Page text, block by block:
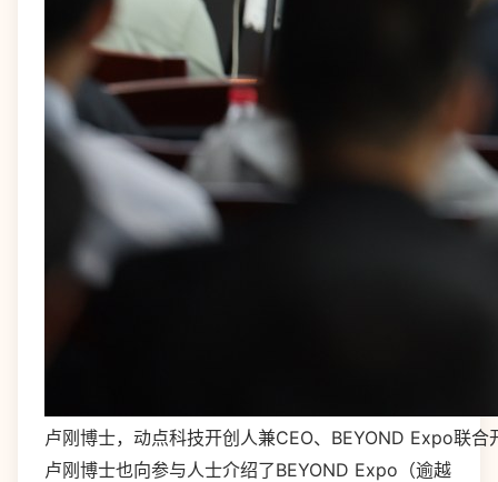
卢刚博士，动点科技开创人兼CEO、BEYOND Expo联合
卢刚博士也向参与人士介绍了BEYOND Expo（逾越